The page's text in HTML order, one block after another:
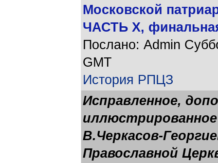
Московской
ЧАСТЬ Х,
Послано: Admin
GMT
История РПЦЗ
Исправленное,
иллюстрированное
В.Черкасов-
Православной